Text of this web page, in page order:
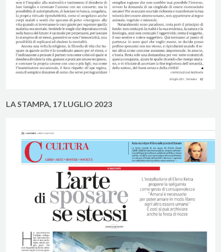
LA STAMPA, 17 LUGLIO 2023